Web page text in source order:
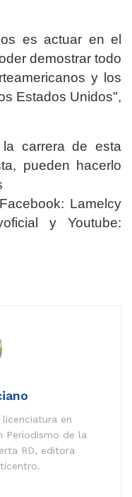
es actuar en el
demostrar todo
y los
Estados Unidos",
carrera de esta
pueden hacerlo
Lamelcy
y Youtube:
en
Periodismo de la
RD, editora